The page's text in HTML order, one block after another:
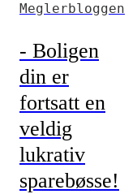
Meglerbloggen
- Boligen
din er
fortsatt en
veldig
lukrativ
sparebøsse!